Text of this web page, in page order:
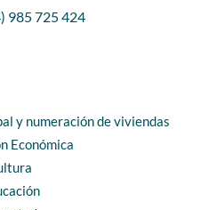
985 725 424
y numeración de viviendas
Económica